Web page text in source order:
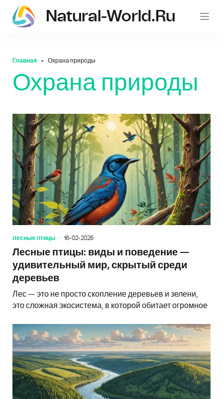
Natural-World.ru
Главная Охрана природы
Охрана природы
лесные птицы 16-02-2026
Лесные птицы: виды и поведение —
удивительный мир, скрытый среди
деревьев
Лес — это не просто скопление деревьев и зелени,
это сложная экосистема, в которой обитает огромное